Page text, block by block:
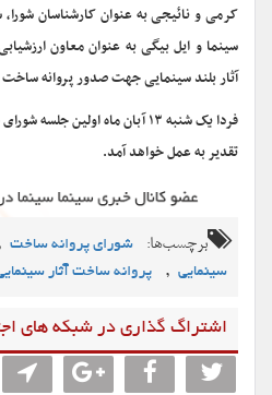
کرمی و نائیجی به عنوان کارشناسان
سینما و ایل بیگی به عنوان معاون
آثار بلند سینمایی جهت صدور پروانه
فردا یک شنبه ۱۳ آبان ماه اولین
تقدیر به عمل خواهد آمد.
برچسب‌ها: شورای پروانه ساخت
سینمایی , پروانه ساخت آثار
اشتراگ گذاری در شبکه های